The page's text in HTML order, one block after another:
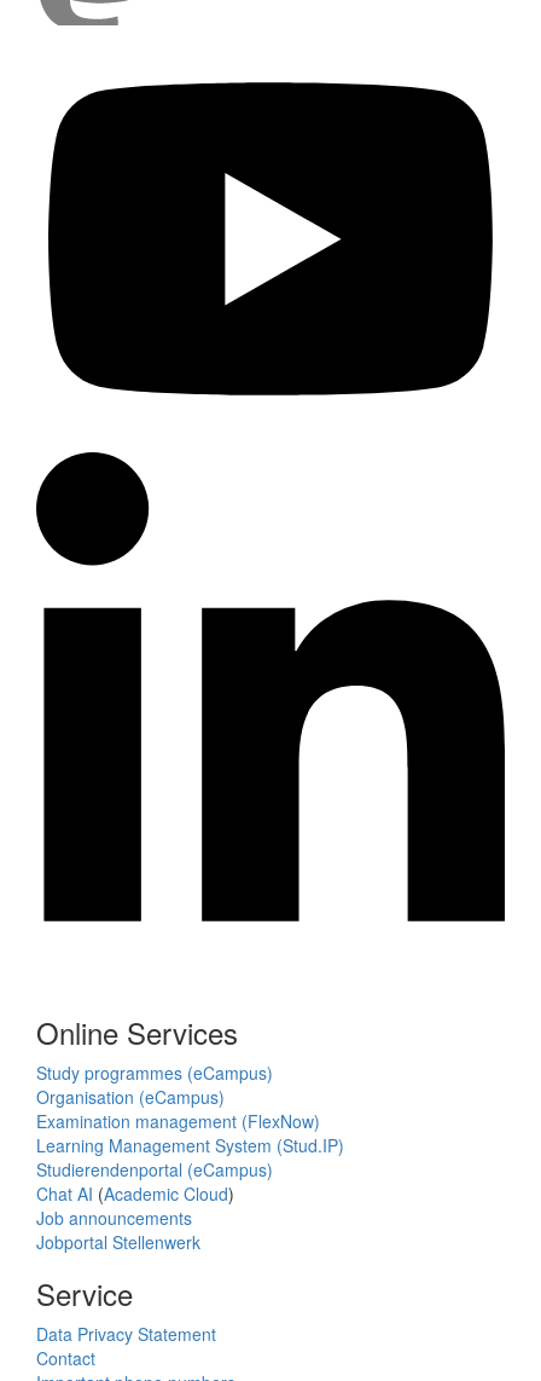
Online Services
Study programmes (eCampus)
Organisation (eCampus)
Examination management (FlexNow)
Learning Management System (Stud.IP)
Studierendenportal (eCampus)
Chat AI (Academic Cloud)
Job announcements
Jobportal Stellenwerk
Service
Data Privacy Statement
Contact